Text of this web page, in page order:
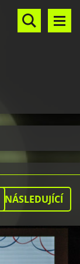
NÁSLEDUJÍCÍ